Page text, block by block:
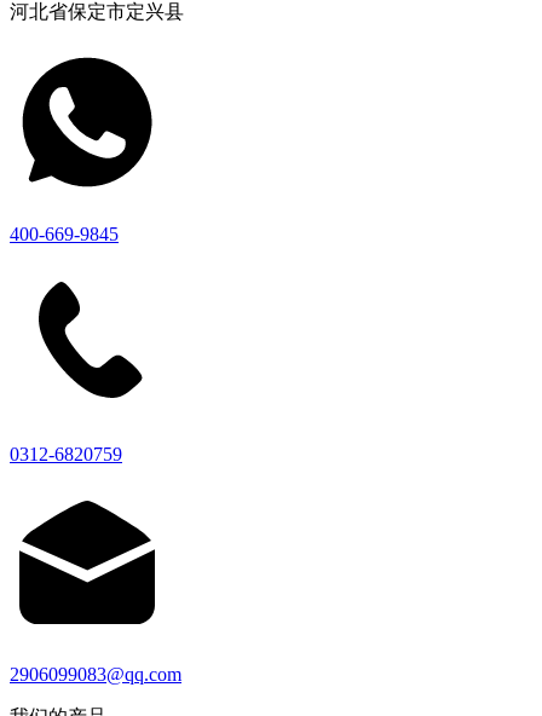
河北省保定市定兴县
400-669-9845
0312-6820759
2906099083@qq.com